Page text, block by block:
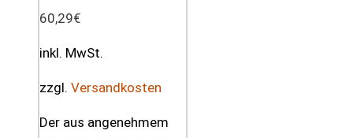
60,29€
inkl. MwSt.
zzgl. Versandkosten
Der aus angenehmem